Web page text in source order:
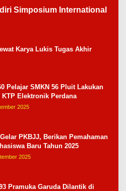
Simposium International
Karya Lukis Tugas Akhir
Pelajar SMKN 56 Pluit Lakukan
KTP Elektronik Perdana
2025
PKBJJ, Berikan Pemahaman
Baru Tahun 2025
2025
Pramuka Garuda Dilantik di